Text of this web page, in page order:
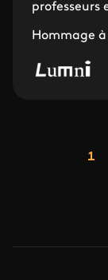
professeurs
Hommage
1